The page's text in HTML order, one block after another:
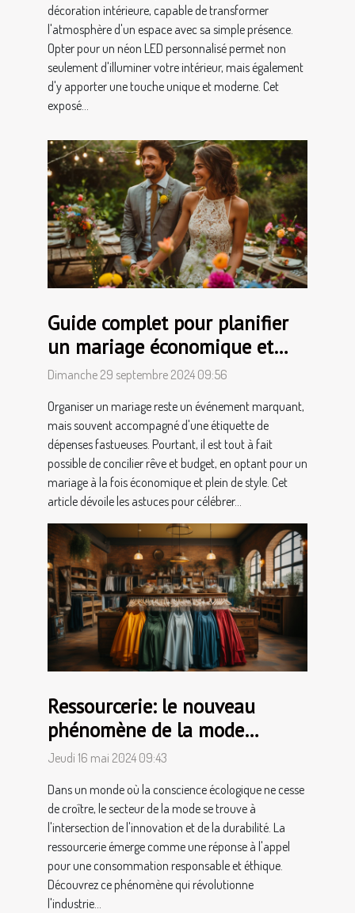
décoration intérieure, capable de transformer
l'atmosphère d'un espace avec sa simple présence.
Opter pour un néon LED personnalisé permet non
seulement d'illuminer votre intérieur, mais également
d'y apporter une touche unique et moderne. Cet
exposé...
Guide complet pour planifier
un mariage économique et
stylé
Dimanche 29 septembre 2024 09:56
Organiser un mariage reste un événement marquant,
mais souvent accompagné d'une étiquette de
dépenses fastueuses. Pourtant, il est tout à fait
possible de concilier rêve et budget, en optant pour un
mariage à la fois économique et plein de style. Cet
article dévoile les astuces pour célébrer...
Ressourcerie: le nouveau
phénomène de la mode
durable
Jeudi 16 mai 2024 09:43
Dans un monde où la conscience écologique ne cesse
de croître, le secteur de la mode se trouve à
l'intersection de l'innovation et de la durabilité. La
ressourcerie émerge comme une réponse à l'appel
pour une consommation responsable et éthique.
Découvrez ce phénomène qui révolutionne
l'industrie...